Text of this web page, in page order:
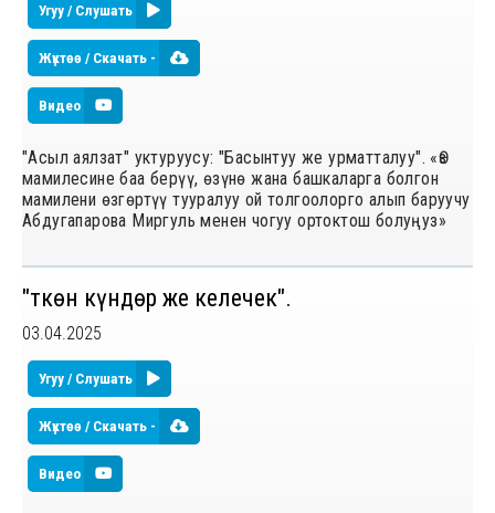
Угуу / Слушать
Жүктөө / Скачать -
Видео
"Асыл аялзат" уктуруусу: "Басынтуу же урматталуу". «Өз
мамилесине баа берүү, өзүнө жана башкаларга болгон
мамилени өзгөртүү тууралуу ой толгоолорго алып баруучу
Абдугапарова Миргуль менен чогуу ортоктош болуңуз»
"Өткөн күндөр же келечек".
03.04.2025
Угуу / Слушать
Жүктөө / Скачать -
Видео